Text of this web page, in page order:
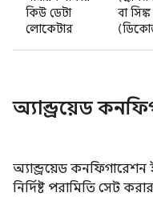
কিউ ডেটা
লোকেটার
বা সিঙ্ক
অ্যান্ড্রয়েড
অ্যান্ড্রয়েড কনফিগারেশন
নির্দিষ্ট পরামিতি সেট